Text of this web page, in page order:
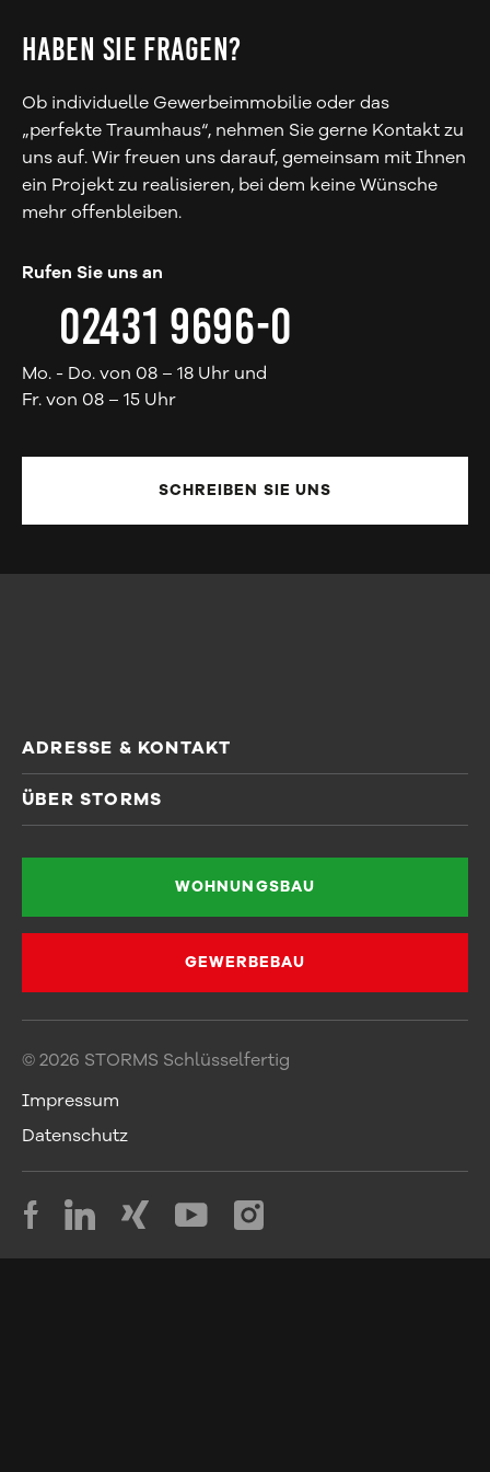
HABEN SIE FRAGEN?
Ob individuelle Gewerbeimmobilie oder das
„perfekte Traumhaus“, nehmen Sie gerne Kontakt zu
uns auf. Wir freuen uns darauf, gemeinsam mit Ihnen
ein Projekt zu realisieren, bei dem keine Wünsche
mehr offenbleiben.
Rufen Sie uns an
02431 9696-0
Mo. - Do. von 08 – 18 Uhr und
Fr. von 08 – 15 Uhr
SCHREIBEN SIE UNS
ADRESSE & KONTAKT
STORMS Schlüsselfertig GmbH
info@storms.de
ÜBER STORMS
Blog
WOHNUNGSBAU
GEWERBEBAU
© 2026 STORMS Schlüsselfertig
Impressum
Datenschutz